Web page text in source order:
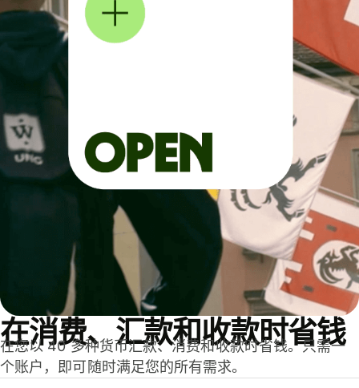
在消费、汇款和收款时省钱
在您以 40 多种货币汇款、消费和收款时省钱。只需一
个账户，即可随时满足您的所有需求。